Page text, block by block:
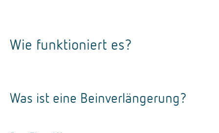
Wie funktioniert es?
Was ist eine Beinverlängerung?